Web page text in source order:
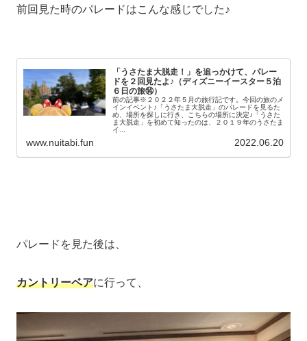
前回見た時のパレードはこんな感じでした♪
「うさたま大脱走！」を追っかけて、パレー
ドを２回見たよ♪（ディズニーイースター５泊
６日の旅⑭）
前の記事※２０２２年５月の旅行記です。今回の旅のメ
インイベント♪「うさたま大脱走」のパレードを見るた
め、場所を探しに行き、こちらの場所に決定♪「うさた
ま大脱走」を初めて知ったのは、２０１９年のうさたま
イ...
www.nuitabi.fun 2022.06.20
パレードを見た後は、
カントリーベアに行って、